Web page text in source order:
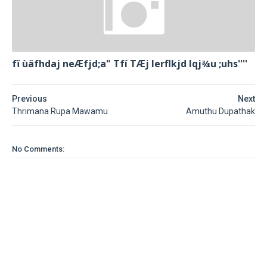
fï ùäfhdaj neÆfjd;a" Tfí TÆj lerflkjd Iqj¾u ;uhs''''
Next
Amuthu Dupathak
Previous
Thrimana Rupa Mawamu
No Comments: